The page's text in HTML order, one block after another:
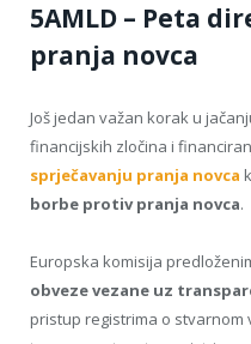
5AMLD – Peta
pranja novca
Još jedan važan korak u
financijskih zločina i
sprječavanju pranja novca
borbe protiv pranja novca.
Europska komisija
obveze vezane uz
pristup registrima o stvarnom